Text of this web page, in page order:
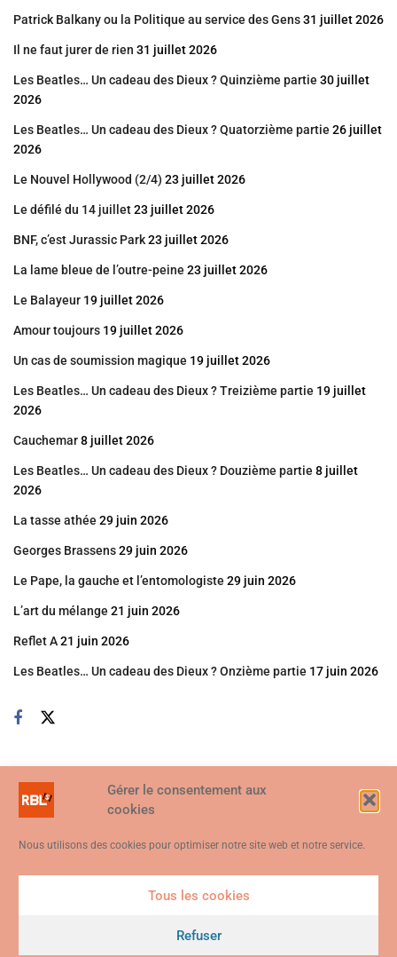
Gérer le consentement aux
cookies
Nous utilisons des cookies pour optimiser notre site web et notre service.
Tous les cookies
Refuser
Patrick Balkany ou la Politique au service des Gens31 juillet 2026
Il ne faut jurer de rien 31 juillet 2026
Les Beatles… Un cadeau des Dieux ? Quinzième partie 30 juillet
2026
Les Beatles… Un cadeau des Dieux ? Quatorzième partie 26 juillet
2026
Le Nouvel Hollywood (2/4) 23 juillet 2026
Le défilé du 14 juillet23 juillet 2026
BNF, c’est Jurassic Park23 juillet 2026
La lame bleue de l’outre-peine 23 juillet 2026
Le Balayeur 19 juillet 2026
Amour toujours 19 juillet 2026
Un cas de soumission magique 19 juillet 2026
Les Beatles… Un cadeau des Dieux ? Treizième partie 19 juillet
2026
Cauchemar8 juillet 2026
Les Beatles… Un cadeau des Dieux ? Douzième partie 8 juillet
2026
La tasse athée 29 juin 2026
Georges Brassens29 juin 2026
Le Pape, la gauche et l’entomologiste 29 juin 2026
L’art du mélange 21 juin 2026
Reflet A21 juin 2026
Les Beatles… Un cadeau des Dieux ? Onzième partie 17 juin 2026
vous consentez à ce que des cookies soient utilisés. Visitez notre